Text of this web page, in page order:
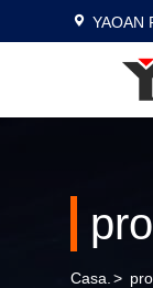
YAOAN
Casa. >